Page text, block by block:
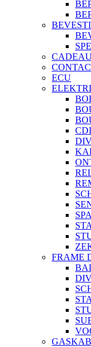
ECU
CDI
FRAME